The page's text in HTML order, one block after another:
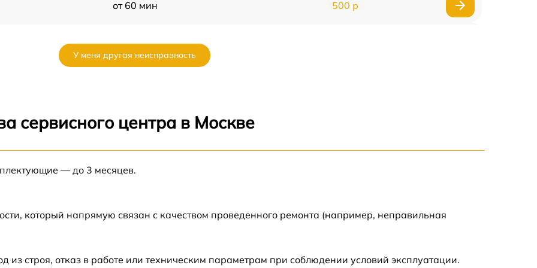
от 60 мин 500 р
от 60 мин
У меня другая неисправность
сервисного центра в Москве
— до 3 месяцев.
который напрямую связан с качеством проведенного ремонта (например, неправильная
строя, отказ в работе или техническим параметрам при соблюдении условий эксплуатации.